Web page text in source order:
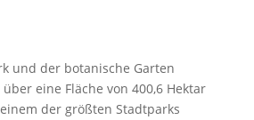
und der botanische Garten
eine Fläche von 400,6 Hektar
der größten Stadtparks